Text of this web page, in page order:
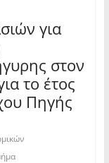
για
στον
το έτος
Πηγής